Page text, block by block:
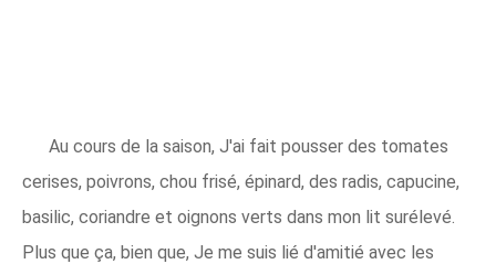
Au cours de la saison, J'ai fait pousser des tomates
cerises, poivrons, chou frisé, épinard, des radis, capucine,
basilic, coriandre et oignons verts dans mon lit surélevé.
Plus que ça, bien que, Je me suis lié d'amitié avec les